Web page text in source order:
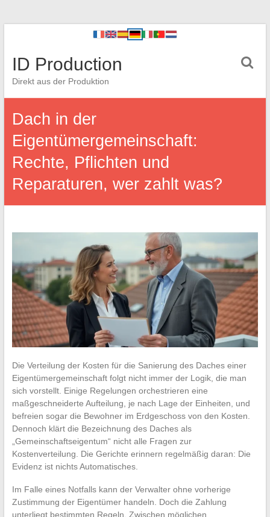
ID Production
Direkt aus der Produktion
Dach in der
Eigentümergemeinschaft:
Rechte, Pflichten und
Reparaturen, wer zahlt was?
Die Verteilung der Kosten für die Sanierung des Daches einer
Eigentümergemeinschaft folgt nicht immer der Logik, die man
sich vorstellt. Einige Regelungen orchestrieren eine
maßgeschneiderte Aufteilung, je nach Lage der Einheiten, und
befreien sogar die Bewohner im Erdgeschoss von den Kosten.
Dennoch klärt die Bezeichnung des Daches als
„Gemeinschaftseigentum“ nicht alle Fragen zur
Kostenverteilung. Die Gerichte erinnern regelmäßig daran: Die
Evidenz ist nichts Automatisches.
Im Falle eines Notfalls kann der Verwalter ohne vorherige
Zustimmung der Eigentümer handeln. Doch die Zahlung
unterliegt bestimmten Regeln. Zwischen möglichen